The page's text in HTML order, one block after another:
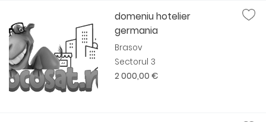
domeniu hotelier
germania
Brasov
Sectorul 3
2 000,00 €